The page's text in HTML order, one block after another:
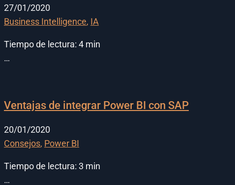
27/01/2020
Business Intelligence, IA
Tiempo de lectura: 4 min
…
Ventajas de integrar Power BI con SAP
20/01/2020
Consejos, Power BI
Tiempo de lectura: 3 min
…